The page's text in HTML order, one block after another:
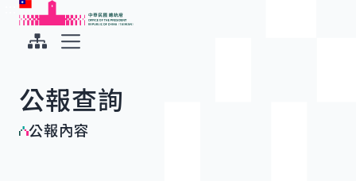
跳到主要內容
中華民國總統府
公報查詢
公報內容